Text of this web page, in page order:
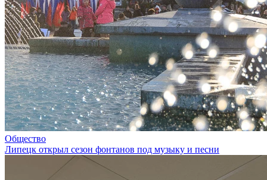
Общество
Липецк открыл сезон фонтанов под музыку и песни